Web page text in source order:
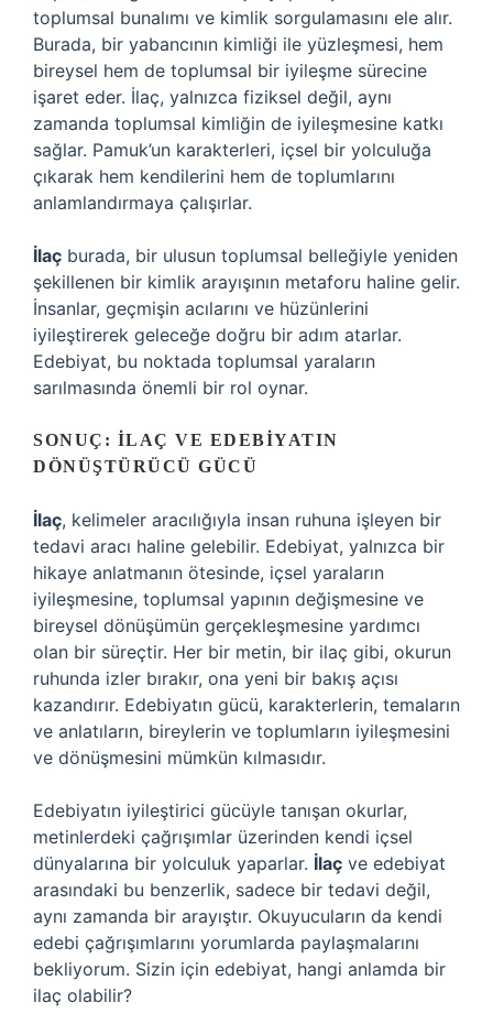
toplumsal bunalımı ve kimlik sorgulamasını ele alır.
Burada, bir yabancının kimliği ile yüzleşmesi, hem
bireysel hem de toplumsal bir iyileşme sürecine
işaret eder. İlaç, yalnızca fiziksel değil, aynı
zamanda toplumsal kimliğin de iyileşmesine katkı
sağlar. Pamuk’un karakterleri, içsel bir yolculuğa
çıkarak hem kendilerini hem de toplumlarını
anlamlandırmaya çalışırlar.
İlaç burada, bir ulusun toplumsal belleğiyle yeniden
şekillenen bir kimlik arayışının metaforu haline gelir.
İnsanlar, geçmişin acılarını ve hüzünlerini
iyileştirerek geleceğe doğru bir adım atarlar.
Edebiyat, bu noktada toplumsal yaraların
sarılmasında önemli bir rol oynar.
SONUÇ: İLAÇ VE EDEBIYATIN
DÖNÜŞTÜRÜCÜ GÜCÜ
İlaç, kelimeler aracılığıyla insan ruhuna işleyen bir
tedavi aracı haline gelebilir. Edebiyat, yalnızca bir
hikaye anlatmanın ötesinde, içsel yaraların
iyileşmesine, toplumsal yapının değişmesine ve
bireysel dönüşümün gerçekleşmesine yardımcı
olan bir süreçtir. Her bir metin, bir ilaç gibi, okurun
ruhunda izler bırakır, ona yeni bir bakış açısı
kazandırır. Edebiyatın gücü, karakterlerin, temaların
ve anlatıların, bireylerin ve toplumların iyileşmesini
ve dönüşmesini mümkün kılmasıdır.
Edebiyatın iyileştirici gücüyle tanışan okurlar,
metinlerdeki çağrışımlar üzerinden kendi içsel
dünyalarına bir yolculuk yaparlar. İlaç ve edebiyat
arasındaki bu benzerlik, sadece bir tedavi değil,
aynı zamanda bir arayıştır. Okuyucuların da kendi
edebi çağrışımlarını yorumlarda paylaşmalarını
bekliyorum. Sizin için edebiyat, hangi anlamda bir
ilaç olabilir?